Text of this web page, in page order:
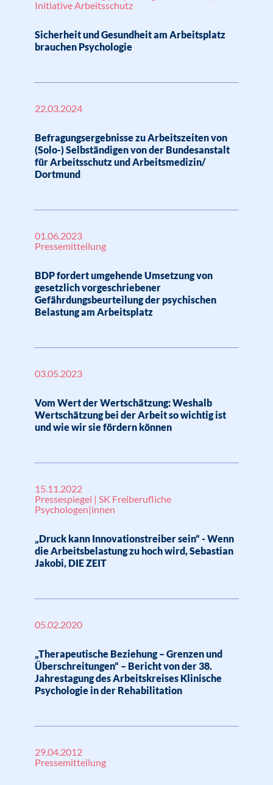
Initiative Arbeitsschutz
Sicherheit und Gesundheit am Arbeitsplatz
brauchen Psychologie
22.03.2024
Befragungsergebnisse zu Arbeitszeiten von
(Solo-) Selbständigen von der Bundesanstalt
für Arbeitsschutz und Arbeitsmedizin/
Dortmund
01.06.2023
Pressemitteilung
BDP fordert umgehende Umsetzung von
gesetzlich vorgeschriebener
Gefährdungsbeurteilung der psychischen
Belastung am Arbeitsplatz
03.05.2023
Vom Wert der Wertschätzung: Weshalb
Wertschätzung bei der Arbeit so wichtig ist
und wie wir sie fördern können
15.11.2022
Pressespiegel | SK Freiberufliche
Psychologen|innen
„Druck kann Innovations­treiber sein“ - Wenn
die Arbeitsbelastung zu hoch wird, Sebastian
Jakobi, DIE ZEIT
05.02.2020
„Therapeutische Beziehung – Grenzen und
Überschreitungen“ – Bericht von der 38.
Jahrestagung des Arbeitskreises Klinische
Psychologie in der Rehabilitation
29.04.2012
Pressemitteilung